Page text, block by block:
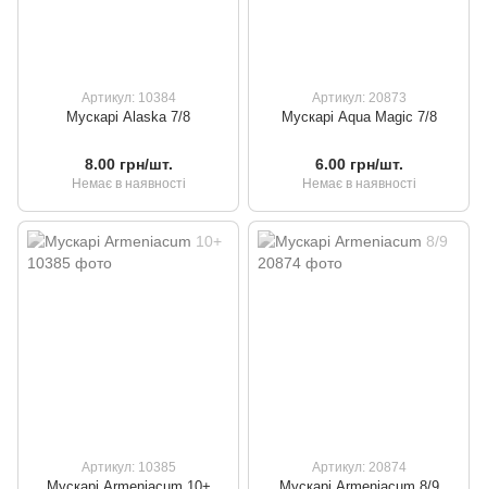
Артикул: 10384
Мускарі Alaska 7/8
8.00 грн/шт.
Немає в наявності
Артикул: 20873
Мускарі Aqua Magic 7/8
6.00 грн/шт.
Немає в наявності
Артикул: 10385 Артикул: 20874